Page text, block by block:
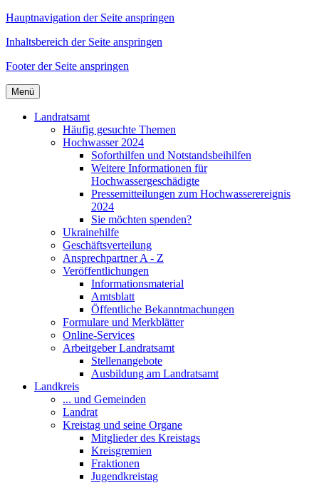
Hauptnavigation der Seite anspringen
Inhaltsbereich der Seite anspringen
Footer der Seite anspringen
Menü
Landratsamt
Häufig gesuchte Themen
Hochwasser 2024
Soforthilfen und Notstandsbeihilfen
Weitere Informationen für
Hochwassergeschädigte
Pressemitteilungen zum Hochwasserereignis
2024
Sie möchten spenden?
Ukrainehilfe
Geschäftsverteilung
Ansprechpartner A - Z
Veröffentlichungen
Informationsmaterial
Amtsblatt
Öffentliche Bekanntmachungen
Formulare und Merkblätter
Online-Services
Arbeitgeber Landratsamt
Stellenangebote
Ausbildung am Landratsamt
Landkreis
... und Gemeinden
Landrat
Kreistag und seine Organe
Mitglieder des Kreistags
Kreisgremien
Fraktionen
Jugendkreistag